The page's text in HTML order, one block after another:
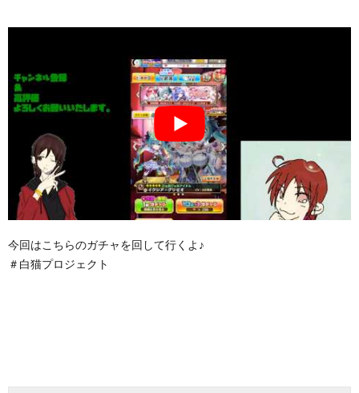
今回はこちらのガチャを回して行くよ♪
＃白猫プロジェクト